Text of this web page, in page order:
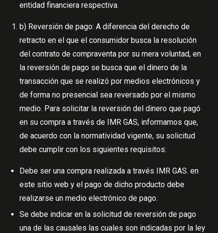
entidad financiera respectiva.
b) Reversión de pago: A diferencia del derecho de
retracto en el que el consumidor busca la resolución
del contrato de compraventa por su mera voluntad, en
la reversión de pago se busca que el dinero de la
transacción que se realizó por medios electrónicos y
de forma no presencial sea reversado por el mismo
medio. Para solicitar la reversión del dinero que pagó
en su compra a través de IMR GAS, informamos que,
de acuerdo con la normatividad vigente, su solicitud
debe cumplir con los siguientes requisitos:
Debe ser una compra realizada a través IMR GAS. en
este sitio web y el pago de dicho producto debe
realizarse un medio electrónico de pago.
Se debe indicar en la solicitud de reversión de pago
una de las causales las cuales son indicadas por la ley